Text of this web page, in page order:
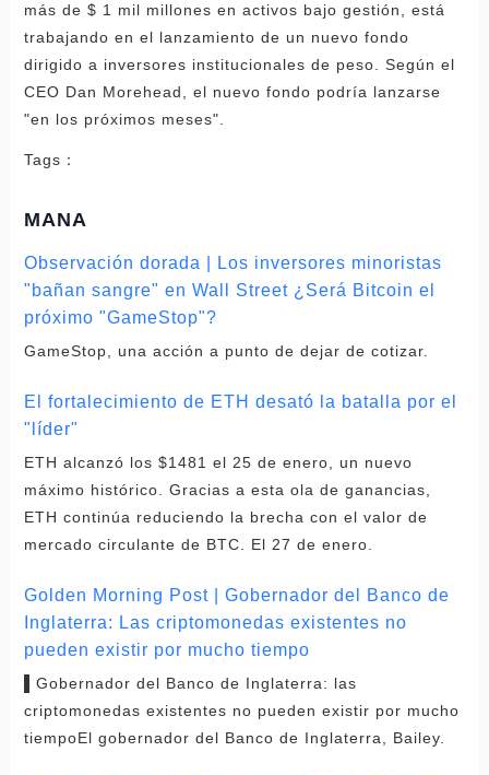
más de $ 1 mil millones en activos bajo gestión, está
trabajando en el lanzamiento de un nuevo fondo
dirigido a inversores institucionales de peso. Según el
CEO Dan Morehead, el nuevo fondo podría lanzarse
"en los próximos meses".
Tags：
MANA
Observación dorada | Los inversores minoristas
"bañan sangre" en Wall Street ¿Será Bitcoin el
próximo "GameStop"?
GameStop, una acción a punto de dejar de cotizar.
El fortalecimiento de ETH desató la batalla por el
"líder"
ETH alcanzó los $1481 el 25 de enero, un nuevo
máximo histórico. Gracias a esta ola de ganancias,
ETH continúa reduciendo la brecha con el valor de
mercado circulante de BTC. El 27 de enero.
Golden Morning Post | Gobernador del Banco de
Inglaterra: Las criptomonedas existentes no
pueden existir por mucho tiempo
▌Gobernador del Banco de Inglaterra: las
criptomonedas existentes no pueden existir por mucho
tiempoEl gobernador del Banco de Inglaterra, Bailey.